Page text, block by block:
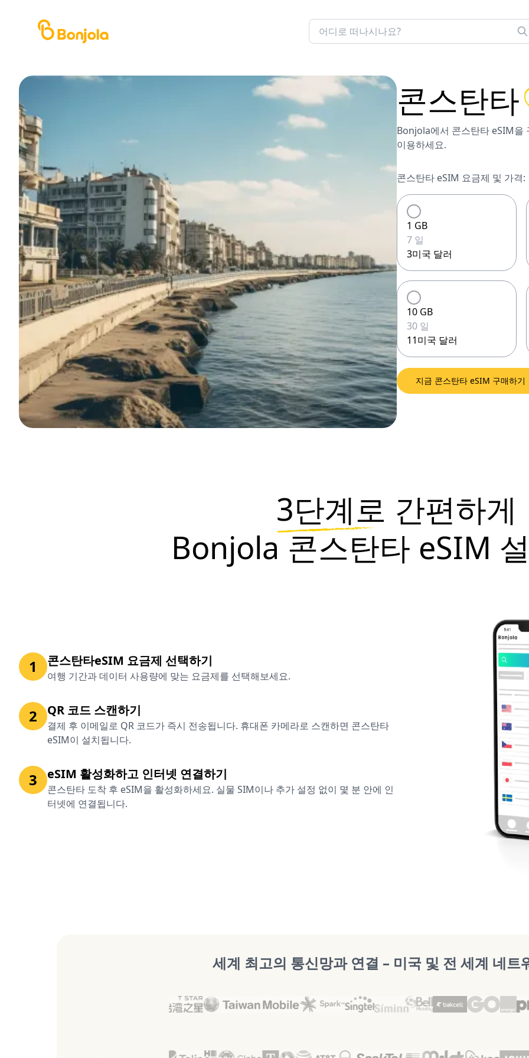
콘스탄타
Bonjola에서 콘스탄타 eSIM을
이용하세요.
콘스탄타 eSIM 요금제 및 가격:
1 GB
7 일
3미국 달러
10 GB
30 일
11미국 달러
지금 콘스탄타 eSIM 구매하기
3단계로 간편하게
Bonjola 콘스탄타 eSIM
1 콘스탄타eSIM 요금제 선택하기
여행 기간과 데이터 사용량에 맞는 요금제를 선택해보세요.
2 QR 코드 스캔하기
결제 후 이메일로 QR 코드가 즉시 전송됩니다. 휴대폰 카메라로 스캔하면 콘스탄타
eSIM이 설치됩니다.
3 eSIM 활성화하고 인터넷 연결하기
콘스탄타 도착 후 eSIM을 활성화하세요. 실물 SIM이나 추가 설정 없이 몇 분 안에 인
터넷에 연결됩니다.
세계 최고의 통신망과 연결 – 미국 및 전 세계 네트